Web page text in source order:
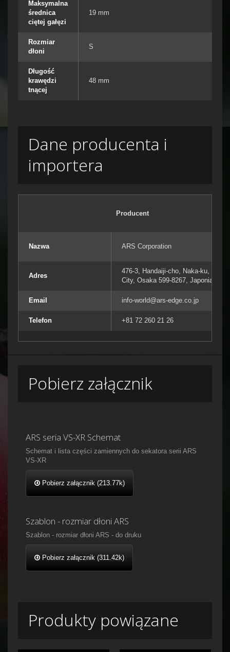
Maksymalna
średnica
ciętej gałęzi
19 mm
Rozmiar
dłoni
S
Długość
krawędzi
tnącej
48 mm
Dane producenta i
importera
Producent
Nazwa ARS Corporation
Adres
476-3, Handaiji-cho, Naka-ku, Sakai
City, Osaka 599-8267, Japonia
Email info-world@ars-edge.co.jp
Telefon +81 72 260 21 26
Pobierz załącznik
ARS seria VS-XR Schemat
Schemat i lista części zamiennych do sekatora serii ARS
VS-XR
Pobierz załącznik (213.77k)
Szablon - rozmiar dłoni ARS
Szablon - rozmiar dłoni ARS - do druku
Pobierz załącznik (311.42k)
Produkty powiązane